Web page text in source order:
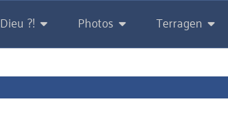
Dieu ?! Photos Terragen